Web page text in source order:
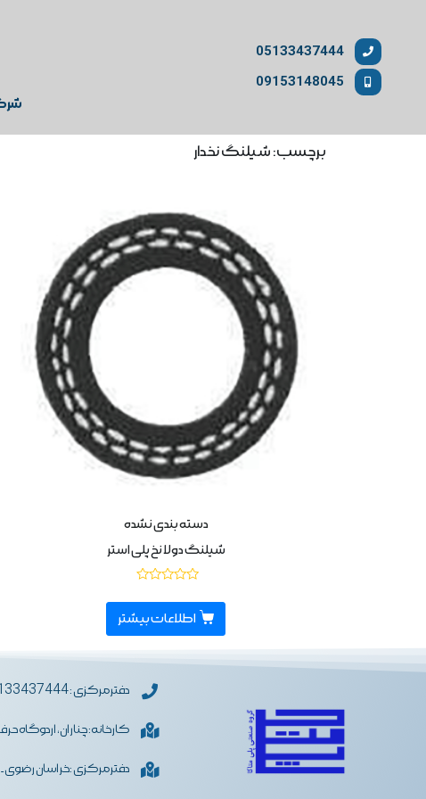
05133437444
09153148045
برچسب: شیلنگ نخدار
دسته بندی نشده
شیلنگ دولا نخ پلی استر
0
از
5اطلاعات بیشتر
دفترمرکزی : 05133437444
کارخانه: چناران، اردوگاه
دفترمرکزی :خراسان رضوی-